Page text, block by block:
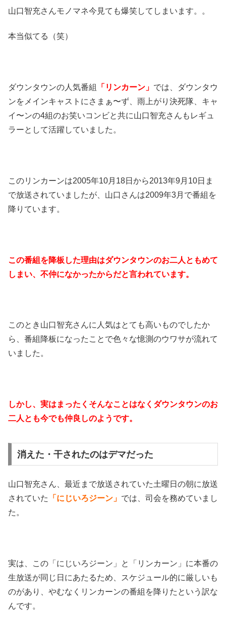
山口智充さんモノマネ今見ても爆笑してしまいます。。
本当似てる（笑）
ダウンタウンの人気番組 「リンカーン」 では、ダウンタウ
ンをメインキャストにさまぁ〜ず、雨上がり決死隊、キャ
イ〜ンの4組のお笑いコンビと共に山口智充さんもレギュ
ラーとして活躍していました。
このリンカーンは2005年10月18日から2013年9月10日ま
で放送されていましたが、山口さんは2009年3月で番組を
降りています。
この番組を降板した理由はダウンタウンのお二人ともめて
しまい、不仲になかったからだと言われています。
このとき山口智充さんに人気はとても高いものでしたか
ら、番組降板になったことで色々な憶測のウワサが流れて
いました。
しかし、実はまったくそんなことはなくダウンタウンのお
二人とも今でも仲良しのようです。
消えた・干されたのはデマだった
山口智充さん、最近まで放送されていた土曜日の朝に放送
されていた
「にじいろジーン」 では、司会を務めていまし
た。
実は、この「にじいろジーン」と「リンカーン」に本番の
生放送が同じ日にあたるため、スケジュール的に厳しいも
のがあり、やむなくリンカーンの番組を降りたという訳な
んです。